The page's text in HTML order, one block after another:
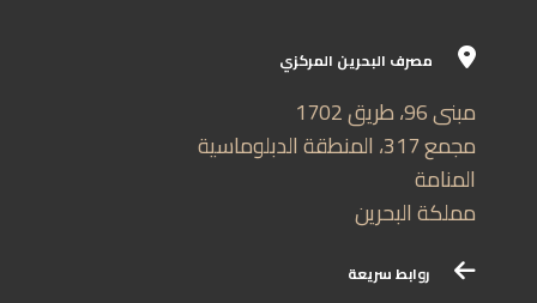
مصرف البحرين المركزي
مبنى 96، طريق 1702
مجمع 317، المنطقة الدبلوماسية
المنامة
مملكة البحرين
روابط سريعة